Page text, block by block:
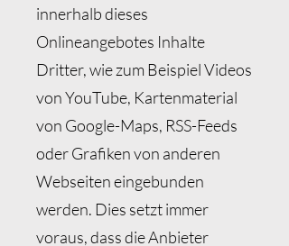
innerhalb dieses
Onlineangebotes Inhalte
Dritter, wie zum Beispiel Videos
von YouTube, Kartenmaterial
von Google-Maps, RSS-Feeds
oder Grafiken von anderen
Webseiten eingebunden
werden. Dies setzt immer
voraus, dass die Anbieter